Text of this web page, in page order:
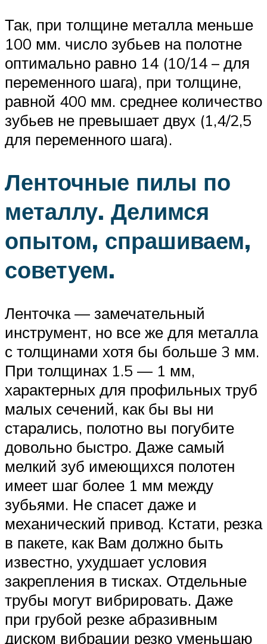
Так, при толщине металла меньше
100 мм. число зубьев на полотне
оптимально равно 14 (10/14 – для
переменного шага), при толщине,
равной 400 мм. среднее количество
зубьев не превышает двух (1,4/2,5
для переменного шага).
Ленточные пилы по
металлу. Делимся
опытом, спрашиваем,
советуем.
Ленточка — замечательный
инструмент, но все же для металла
с толщинами хотя бы больше 3 мм.
При толщинах 1.5 — 1 мм,
характерных для профильных труб
малых сечений, как бы вы ни
старались, полотно вы погубите
довольно быстро. Даже самый
мелкий зуб имеющихся полотен
имеет шаг более 1 мм между
зубьями. Не спасет даже и
механический привод. Кстати, резка
в пакете, как Вам должно быть
известно, ухудшает условия
закрепления в тисках. Отдельные
трубы могут вибрировать. Даже
при грубой резке абразивным
диском вибрации резко уменьшаю